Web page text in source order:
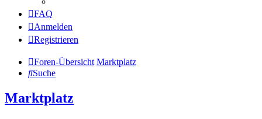
FAQ
Anmelden
Registrieren
Foren-Übersicht Marktplatz
Suche
Marktplatz